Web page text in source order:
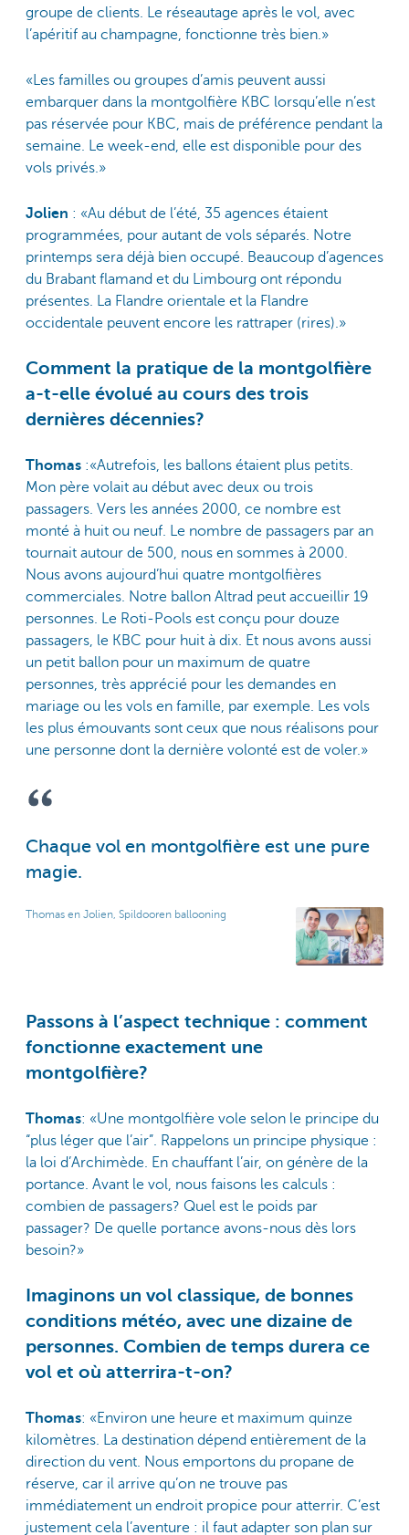
groupe de clients. Le réseautage après le vol, avec
l’apéritif au champagne, fonctionne très bien.»
«Les familles ou groupes d’amis peuvent aussi
embarquer dans la montgolfière KBC lorsqu’elle n’est
pas réservée pour KBC, mais de préférence pendant la
semaine. Le week-end, elle est disponible pour des
vols privés.»
Jolien : «Au début de l’été, 35 agences étaient
programmées, pour autant de vols séparés. Notre
printemps sera déjà bien occupé. Beaucoup d’agences
du Brabant flamand et du Limbourg ont répondu
présentes. La Flandre orientale et la Flandre
occidentale peuvent encore les rattraper (rires).»
Comment la pratique de la montgolfière
a-t-elle évolué au cours des trois
dernières décennies?
Thomas :«Autrefois, les ballons étaient plus petits.
Mon père volait au début avec deux ou trois
passagers. Vers les années 2000, ce nombre est
monté à huit ou neuf. Le nombre de passagers par an
tournait autour de 500, nous en sommes à 2000.
Nous avons aujourd’hui quatre montgolfières
commerciales. Notre ballon Altrad peut accueillir 19
personnes. Le Roti-Pools est conçu pour douze
passagers, le KBC pour huit à dix. Et nous avons aussi
un petit ballon pour un maximum de quatre
personnes, très apprécié pour les demandes en
mariage ou les vols en famille, par exemple. Les vols
les plus émouvants sont ceux que nous réalisons pour
une personne dont la dernière volonté est de voler.»
Chaque vol en montgolfière est une pure
magie.
Thomas en Jolien, Spildooren ballooning
Passons à l’aspect technique : comment
fonctionne exactement une
montgolfière?
Thomas: «Une montgolfière vole selon le principe du
“plus léger que l’air”. Rappelons un principe physique :
la loi d’Archimède. En chauffant l’air, on génère de la
portance. Avant le vol, nous faisons les calculs :
combien de passagers? Quel est le poids par
passager? De quelle portance avons-nous dès lors
besoin?»
Imaginons un vol classique, de bonnes
conditions météo, avec une dizaine de
personnes. Combien de temps durera ce
vol et où atterrira-t-on?
Thomas: «Environ une heure et maximum quinze
kilomètres. La destination dépend entièrement de la
direction du vent. Nous emportons du propane de
réserve, car il arrive qu’on ne trouve pas
immédiatement un endroit propice pour atterrir. C’est
justement cela l’aventure : il faut adapter son plan sur